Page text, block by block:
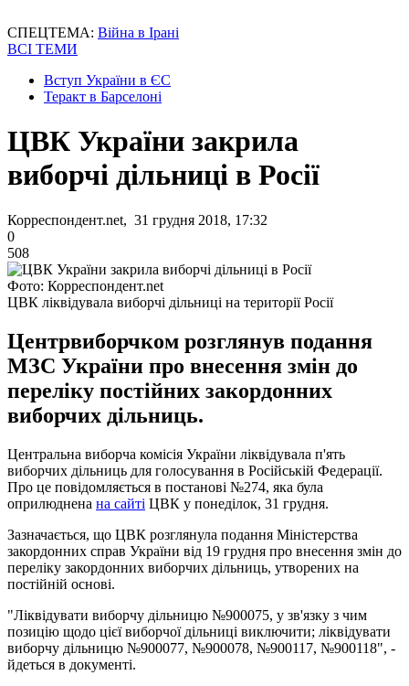
СПЕЦТЕМА: Війна в Ірані
ВСІ ТЕМИ
Вступ України в ЄС
Теракт в Барселоні
ЦВК України закрила
виборчі дільниці в Росії
Корреспондент.net, 31 грудня 2018, 17:32
0
508
Фото: Корреспондент.net
ЦВК ліквідувала виборчі дільниці на території Росії
Центрвиборчком розглянув подання
МЗС України про внесення змін до
переліку постійних закордонних
виборчих дільниць.
Центральна виборча комісія України ліквідувала п'ять
виборчих дільниць для голосування в Російській Федерації.
Про це повідомляється в постанові №274, яка була
оприлюднена на сайті ЦВК у понеділок, 31 грудня.
Зазначається, що ЦВК розглянула подання Міністерства
закордонних справ України від 19 грудня про внесення змін до
переліку закордонних виборчих дільниць, утворених на
постійній основі.
"Ліквідувати виборчу дільницю №900075, у зв'язку з чим
позицію щодо цієї виборчої дільниці виключити; ліквідувати
виборчу дільницю №900077, №900078, №900117, №900118", -
йдеться в документі.